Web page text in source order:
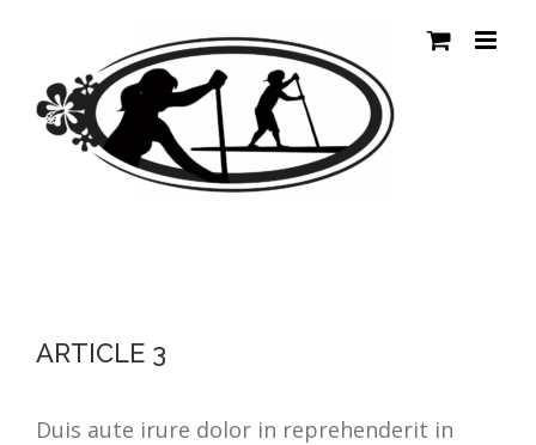
contenu
ARTICLE 3
Duis aute irure dolor in reprehenderit in